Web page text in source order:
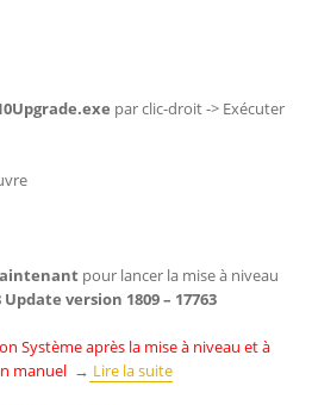
par clic-droit -> Exécuter
pour lancer la mise à niveau
version 1809 – 17763
Système après la mise à niveau et à
manuel → Lire la suite